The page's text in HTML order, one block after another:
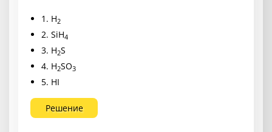
1. H2
2. SiH4
3. H2S
4. H2SO3
5. HI
Решение